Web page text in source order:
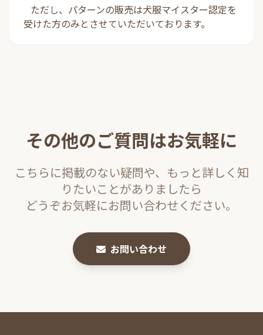
ただし、パターンの販売は犬服マイスター認定を
受けた方のみとさせていただいております。
その他のご質問はお気軽に
こちらに掲載のない疑問や、もっと詳しく知
りたいことがありましたら
どうぞお気軽にお問い合わせください。
お問い合わせ